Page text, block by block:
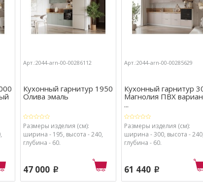
Арт.:2044-arn-00-00286112
Кухонный гарнитур 1950
Олива эмаль
Размеры изделия (см):
ширина - 195, высота - 240,
глубина - 60.
47 000 p
Арт.:2044-arn-00-00285629
Кухонный гарнитур
Магнолия ПВХ
...
Размеры изделия (см):
ширина - 300, высота - 240,
глубина - 60.
61 440 p